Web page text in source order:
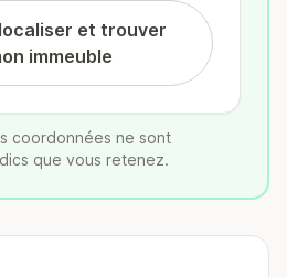
et trouver
immeuble
coordonnées ne sont
que vous retenez.